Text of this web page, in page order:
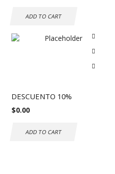
ADD TO CART
DESCUENTO 10%
$0.00
ADD TO CART